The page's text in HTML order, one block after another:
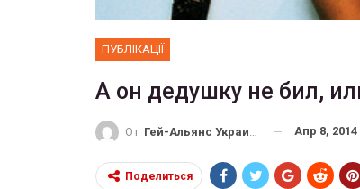
ПУБЛІКАЦІЇ
А он дедушку не бил,
От Гей-Альянс Украина Апр 8, 2014
Поделиться